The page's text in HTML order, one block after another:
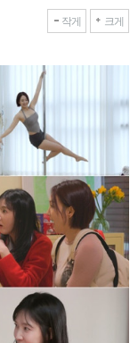
작게 크게